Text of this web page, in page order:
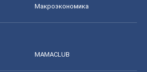
Mакроэкономика
MAMACLUB